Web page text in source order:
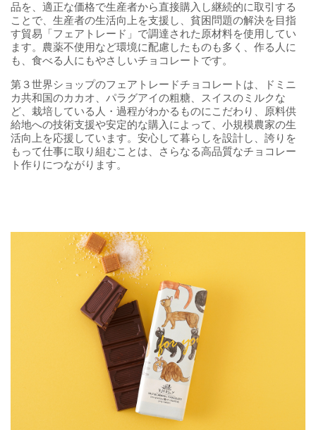
品を、適正な価格で生産者から直接購入し継続的に取引する
ことで、生産者の生活向上を支援し、貧困問題の解決を目指
す貿易「フェアトレード」で調達された原材料を使用してい
ます。農薬不使用など環境に配慮したものも多く、作る人に
も、食べる人にもやさしいチョコレートです。
第３世界ショップのフェアトレードチョコレートは、ドミニ
カ共和国のカカオ、パラグアイの粗糖、スイスのミルクな
ど、栽培している人・過程がわかるものにこだわり、原料供
給地への技術支援や安定的な購入によって、小規模農家の生
活向上を応援しています。安心して暮らしを設計し、誇りを
もって仕事に取り組むことは、さらなる高品質なチョコレー
ト作りにつながります。